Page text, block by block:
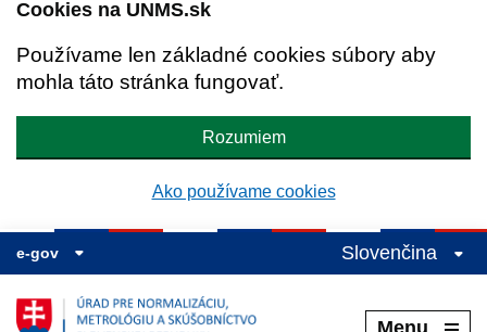
Cookies na UNMS.sk
Používame len základné cookies súbory aby
mohla táto stránka fungovať.
Rozumiem
Ako používame cookies
e-gov Slovenčina
Menu